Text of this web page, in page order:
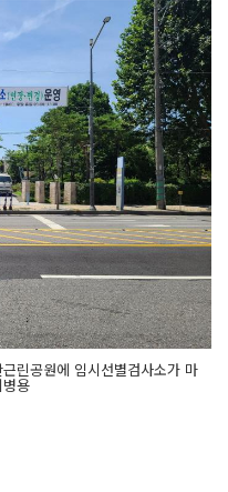
린공원에 임시선별검사소가 마
용